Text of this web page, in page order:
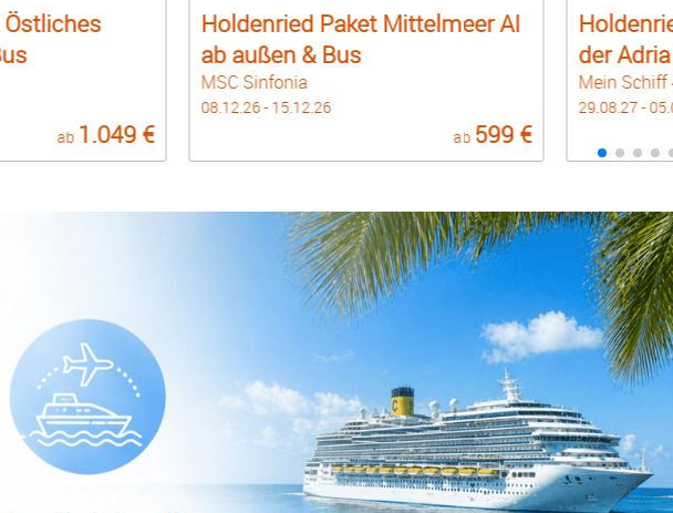
ab 1.049 €
Holdenried Paket Mittelmeer AI
ab außen & Bus
MSC Sinfonia
08.12.26 - 15.12.26
ab 599 €
der
Mein Schiff
29.08.27 -